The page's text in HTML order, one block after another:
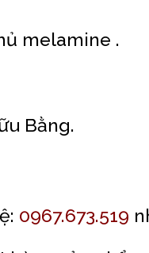
melamine .
Bằng.
0967.673.519